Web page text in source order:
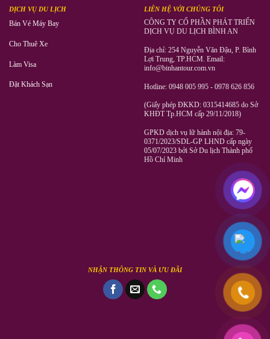
DỊCH VỤ DU LỊCH
Bán Vé Máy Bay
Cho Thuê Xe
Làm Visa
Đặt Khách Sạn
LIÊN HỆ VỚI CHÚNG TÔI
CÔNG TY CỔ PHẦN PHÁT TRIỂN
DỊCH VỤ DU LỊCH BÌNH AN
Địa chỉ: 254 Nguyễn Văn Đậu, P. Bình
Lợi Trung, TP.HCM. Email:
info@binhantour.com.vn
Hotline: 0948 005 995 - 0978 626 856
(Giấy phép ĐKKD: 0315414685 do Sở
KHĐT Tp.HCM cấp 29/11/2018)
GPKD dịch vụ lữ hành nội địa: 79-
0371/2023/SDL-GP LHND cấp ngày
05/07/2023 bởi Sở Du lịch Thành phố
Hồ Chí Minh
NHẬN THÔNG TIN VÀ ƯU ĐÃI